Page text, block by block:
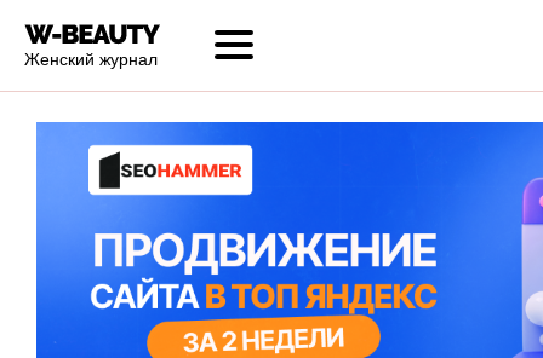
Женский журнал